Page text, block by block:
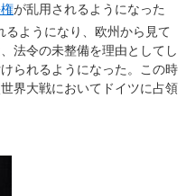
が乱用されるようになった
るようになり、欧州から見て
法令の未整備を理由としてし
られるようになった。この時
界大戦においてドイツに占領